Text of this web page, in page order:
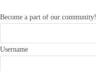
Become a part of our community!
Username